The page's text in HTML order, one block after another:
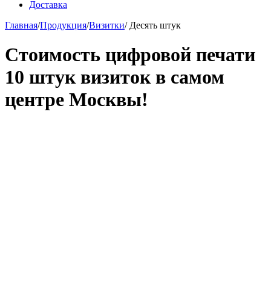
Доставка
Главная/Продукция/Визитки/Десять штук
Стоимость цифровой печати
10 штук визиток в самом
центре Москвы!